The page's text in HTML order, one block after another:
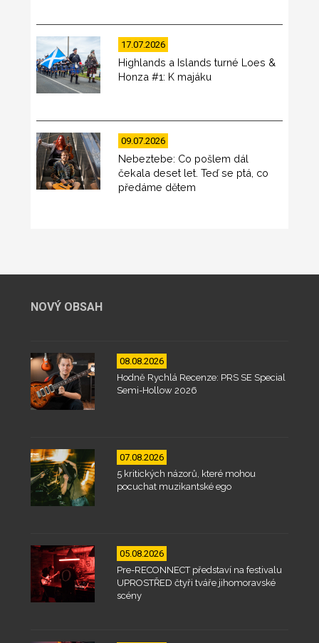
17.07.2026
Highlands a Islands turné Loes &
Honza #1: K majáku
09.07.2026
Nebeztebe: Co pošlem dál
čekala deset let. Teď se ptá, co
předáme dětem
NOVÝ OBSAH
08.08.2026
Hodně Rychlá Recenze: PRS SE Special
Semi-Hollow 2026
07.08.2026
5 kritických názorů, které mohou
pocuchat muzikantské ego
05.08.2026
Pre-RECONNECT představí na festivalu
UPROSTŘED čtyři tváře jihomoravské
scény